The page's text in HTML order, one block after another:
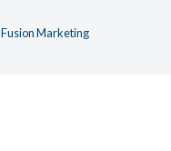
Fusion Marketing